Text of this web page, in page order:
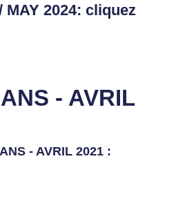
MAY 2024: cliquez
- AVRIL
- AVRIL 2021 :